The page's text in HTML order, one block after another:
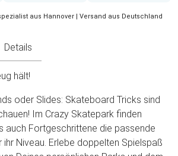
aus Hannover | Versand aus Deutschland
Details
hält!
oder Slides: Skateboard Tricks sind
Im Crazy Skatepark finden
auch Fortgeschrittene die passende
ihr Niveau. Erlebe doppelten Spielspaß